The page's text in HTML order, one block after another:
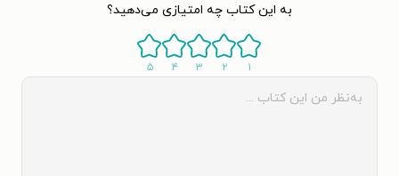
به این کتاب چه امتیازی می‌دهید؟
۱ ۲ ۳ ۴ ۵